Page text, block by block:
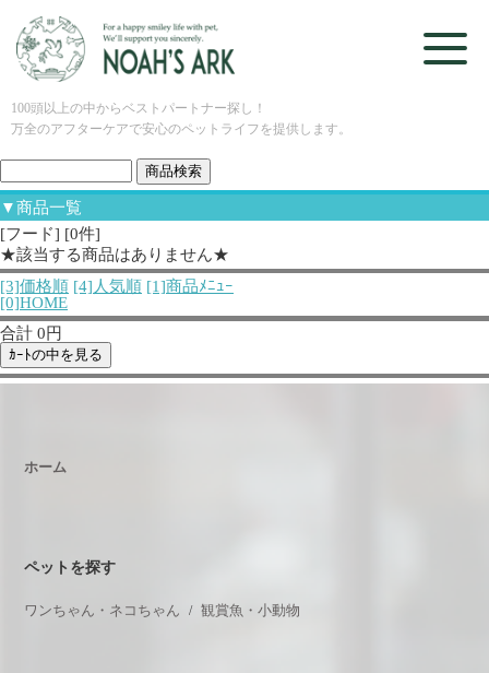
100頭以上の中からベストパートナー探し！
万全のアフターケアで安心のペットライフを提供します。
▼商品一覧
[フード] [0件]
★該当する商品はありません★
[3]価格順 [4]人気順 [1]商品ﾒﾆｭｰ
[0]HOME
合計 0円
ホーム
ペットを探す
ワンちゃん・ネコちゃん 観賞魚・小動物